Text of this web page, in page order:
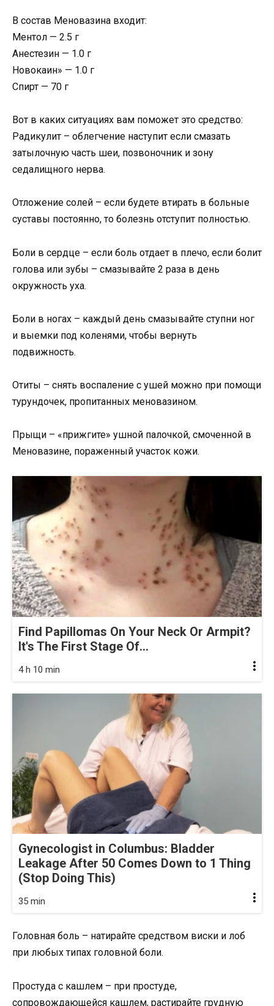
В состав Меновазина входит:
Ментол — 2.5 г
Анестезин — 1.0 г
Новокаин» — 1.0 г
Спирт — 70 г
Вот в каких ситуациях вам поможет это средство:
Радикулит – облегчение наступит если смазать
затылочную часть шеи, позвоночник и зону
седалищного нерва.
Отложение солей – если будете втирать в больные
суставы постоянно, то болезнь отступит полностью.
Боли в сердце – если боль отдает в плечо, если болит
голова или зубы – смазывайте 2 раза в день
окружность уха.
Боли в ногах – каждый день смазывайте ступни ног
и выемки под коленями, чтобы вернуть
подвижность.
Отиты – снять воспаление с ушей можно при помощи
турундочек, пропитанных меновазином.
Прыщи – «прижгите» ушной палочкой, смоченной в
Меновазине, пораженный участок кожи.
Find Papillomas On Your Neck Or Armpit?
It's The First Stage Of...
4 h 10 min
Gynecologist in Columbus: Bladder
Leakage After 50 Comes Down to 1 Thing
(Stop Doing This)
35 min
Головная боль – натирайте средством виски и лоб
при любых типах головной боли.
Простуда с кашлем – при простуде,
сопровождающейся кашлем, растирайте грудную